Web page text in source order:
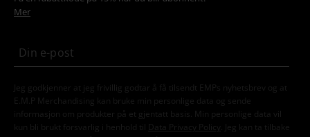
Mer
Jeg godkjenner at jeg frivillig godtar å få tilsendt EMPs nyhetsbrev og at
E.M.P Merchandising kan bruke min personlige data og sende
informasjon om produkter på et gjentatt basis. Min personlige data vil
kun bli brukt forsvarlig i henhold til
Data Privacy Policy
. Jeg kan ta tilbake